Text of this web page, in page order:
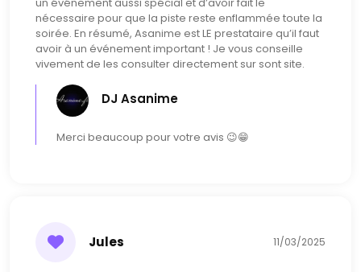
un événement aussi spécial et d’avoir fait le
nécessaire pour que la piste reste enflammée toute la
soirée. En résumé, Asanime est LE prestataire qu’il faut
avoir à un événement important ! Je vous conseille
vivement de les consulter directement sur sont site.
DJ Asanime
Merci beaucoup pour votre avis 😉😁
Jules 11/03/2025